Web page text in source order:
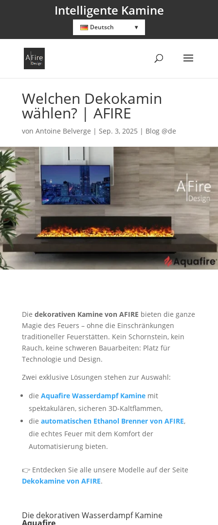
Deutsch
Intelligente Kamine
Welchen Dekokamin
wählen? | AFIRE
von Antoine Belverge | Sep. 3, 2025 | Blog @de
Die dekorativen Kamine von AFIRE bieten die ganze
Magie des Feuers – ohne die Einschränkungen
traditioneller Feuerstätten. Kein Schornstein, kein
Rauch, keine schweren Bauarbeiten: Platz für
Technologie und Design.
Zwei exklusive Lösungen stehen zur Auswahl:
die Aquafire Wasserdampf Kaminemit
spektakulären, sicheren 3D-Kaltflammen,
die automatischen Ethanol Brenner von AFIRE,
die echtes Feuer mit dem Komfort der
Automatisierung bieten.
👉 Entdecken Sie alle unsere Modelle auf der Seite
Dekokamine von AFIRE.
Die dekorativen Wasserdampf Kamine